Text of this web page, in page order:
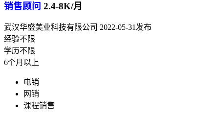
销售顾问 2.4-8K/月
武汉华盛美业科技有限公司 2022-05-31发布
经验不限
学历不限
6个月以上
电销
网销
课程销售